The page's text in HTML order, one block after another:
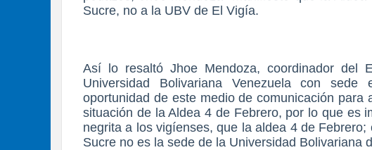
Sucre, no a la UBV de El Vigía.
Así lo resaltó Jhoe Mendoza, coordinador del
Universidad Bolivariana Venezuela con
oportunidad de este medio de comunicación
situación de la Aldea 4 de Febrero, por lo que es
negrita a los vigíenses, que la aldea 4 de
Sucre no es la sede de la Universidad Bolivariana